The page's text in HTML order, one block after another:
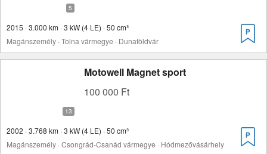
2015 · 3.000 km · 3 kW (4 LE) · 50 cm³
Magánszemély · Tolna vármegye · Dunaföldvár
Motowell Magnet sport
100 000 Ft
2002 · 3.768 km · 3 kW (4 LE) · 50 cm³
Magánszemély · Csongrád-Csanád vármegye · Hódmezővásárhely